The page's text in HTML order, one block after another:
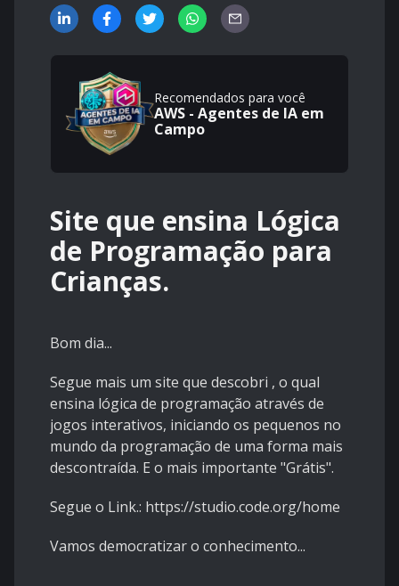
Recomendados para você
AWS - Agentes de IA em
Campo
Site que ensina Lógica
de Programação para
Crianças.
Bom dia...
Segue mais um site que descobri , o qual
ensina lógica de programação através de
jogos interativos, iniciando os pequenos no
mundo da programação de uma forma mais
descontraída. E o mais importante "Grátis".
Segue o Link.: https://studio.code.org/home
Vamos democratizar o conhecimento...